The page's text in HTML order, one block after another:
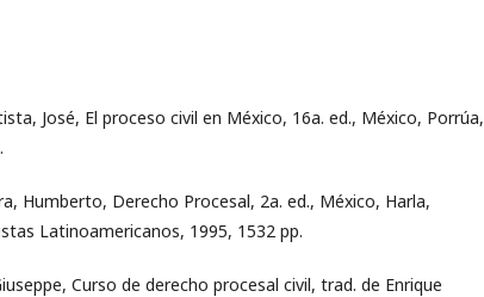
José, El proceso civil en México, 16a. ed., México, Porrúa,
Humberto, Derecho Procesal, 2a. ed., México, Harla,
Latinoamericanos, 1995, 1532 pp.
Curso de derecho procesal civil, trad. de Enrique